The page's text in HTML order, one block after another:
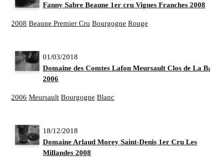
Fanny Sabre Beaune 1er cru Vignes Franches 2008
2008 Beaune Premier Cru Bourgogne Rouge
01/03/2018
Domaine des Comtes Lafon Meursault Clos de La
2006
2006 Meursault Bourgogne Blanc
18/12/2018
Domaine Arlaud Morey Saint-Denis 1er Cru Les
Millandes 2008